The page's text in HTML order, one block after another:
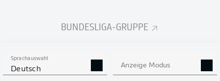
BUNDESLIGA-GRUPPE
Sprachauswahl
Deutsch Anzeige Modus
Intensive Läufe